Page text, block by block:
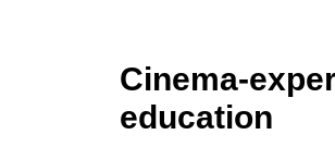
Cinema-
education